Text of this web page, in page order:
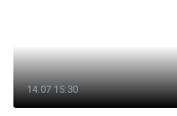
14.07 15:30